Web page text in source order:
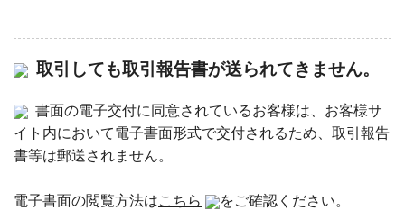
取引しても取引報告書が送られてきません。
書面の電子交付に同意されているお客様は、お客様サ
イト内において電子書面形式で交付されるため、取引報告
書等は郵送されません。
電子書面の閲覧方法はこちら をご確認ください。